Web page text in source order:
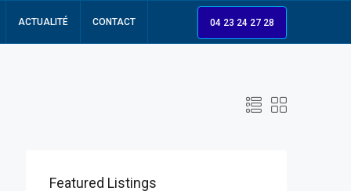
ACTUALITÉ CONTACT 04 23 24 27 28
Featured Listings